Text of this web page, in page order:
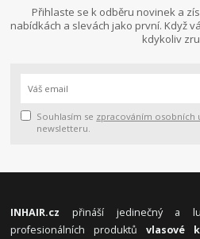
Přihlaste se k odběru novinek a
nabídkách a slevách jako první. Když
kdykoliv
Souhlasím se zpracováním osobních
newsletteru.
INHAIR.cz přináší jedinečný a
profesionálních produktůvlasové